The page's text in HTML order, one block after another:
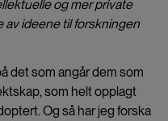
og mer private
av ideene til forskningen
det som angår dem som
som helt opplagt
Og så har jeg forska